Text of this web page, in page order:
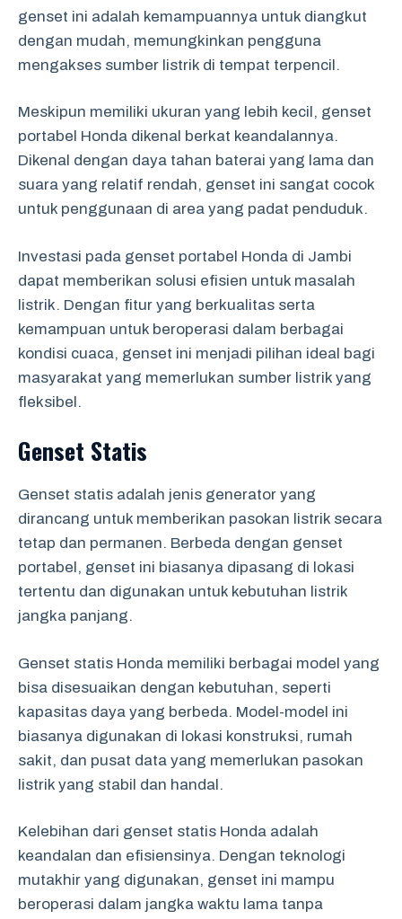
genset ini adalah kemampuannya untuk diangkut
dengan mudah, memungkinkan pengguna
mengakses sumber listrik di tempat terpencil.
Meskipun memiliki ukuran yang lebih kecil, genset
portabel Honda dikenal berkat keandalannya.
Dikenal dengan daya tahan baterai yang lama dan
suara yang relatif rendah, genset ini sangat cocok
untuk penggunaan di area yang padat penduduk.
Investasi pada genset portabel Honda di Jambi
dapat memberikan solusi efisien untuk masalah
listrik. Dengan fitur yang berkualitas serta
kemampuan untuk beroperasi dalam berbagai
kondisi cuaca, genset ini menjadi pilihan ideal bagi
masyarakat yang memerlukan sumber listrik yang
fleksibel.
Genset Statis
Genset statis adalah jenis generator yang
dirancang untuk memberikan pasokan listrik secara
tetap dan permanen. Berbeda dengan genset
portabel, genset ini biasanya dipasang di lokasi
tertentu dan digunakan untuk kebutuhan listrik
jangka panjang.
Genset statis Honda memiliki berbagai model yang
bisa disesuaikan dengan kebutuhan, seperti
kapasitas daya yang berbeda. Model-model ini
biasanya digunakan di lokasi konstruksi, rumah
sakit, dan pusat data yang memerlukan pasokan
listrik yang stabil dan handal.
Kelebihan dari genset statis Honda adalah
keandalan dan efisiensinya. Dengan teknologi
mutakhir yang digunakan, genset ini mampu
beroperasi dalam jangka waktu lama tanpa